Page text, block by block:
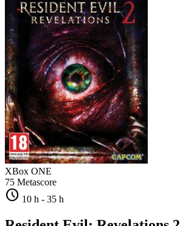
XBox ONE
75 Metascore
schedule 10 h - 35 h